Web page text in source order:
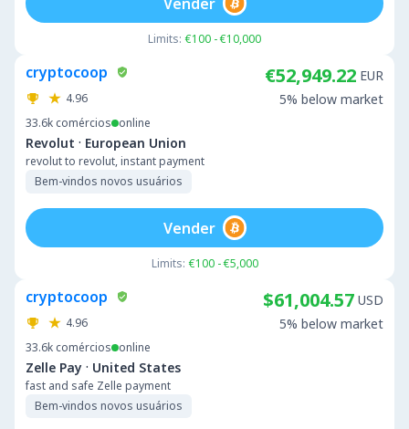
Limits: €100 - €10,000
cryptocoop
4.96
33.6k comércios online
Revolut · European Union
revolut to revolut, instant payment
Bem-vindos novos usuários
€52,949.22 EUR
5% below market
Limits: €100 - €5,000
Vender
cryptocoop
4.96
33.6k comércios online
Zelle Pay · United States
fast and safe Zelle payment
Bem-vindos novos usuários
$61,004.57 USD
5% below market